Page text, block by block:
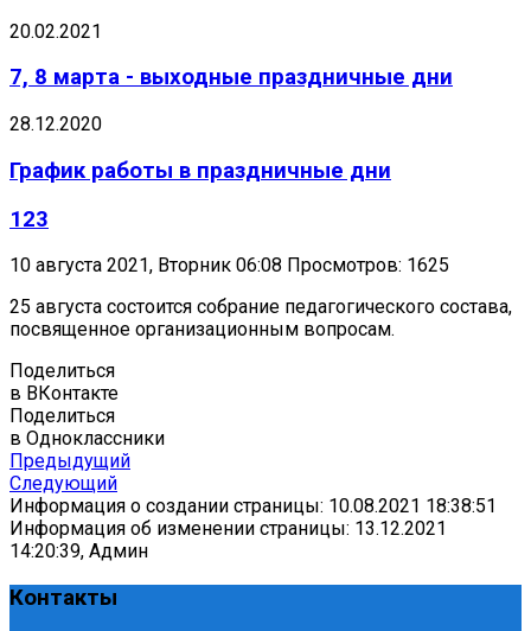
20.02.2021
7, 8 марта - выходные праздничные дни
28.12.2020
График работы в праздничные дни
123
10 августа 2021, Вторник 06:08 Просмотров: 1625
25 августа состоится собрание педагогического состава,
посвященное организационным вопросам.
Поделиться
в ВКонтакте
Поделиться
в Одноклассники
Предыдущий
Следующий
Информация о создании страницы: 10.08.2021 18:38:51
Информация об изменении страницы: 13.12.2021
14:20:39, Админ
Контакты